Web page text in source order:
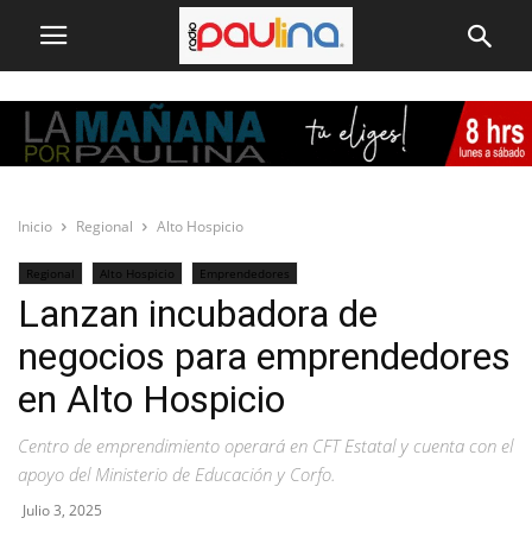
Inicio Regional Alto Hospicio
Regional Alto Hospicio Emprendedores
Lanzan incubadora de
negocios para emprendedores
en Alto Hospicio
Centro de emprendimiento operará en CFT Estatal y cuenta con el
apoyo del Ministerio de Educación y Corfo.
Julio 3, 2025